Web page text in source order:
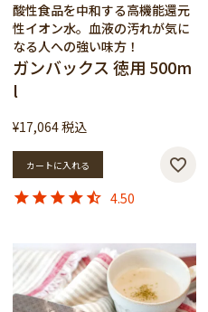
酸性食品を中和する高機能還元
性イオン水。血液の汚れが気に
なる人への強い味方！
ガンバックス 徳用 500m
l
¥17,064税込
カートに入れる
4.50